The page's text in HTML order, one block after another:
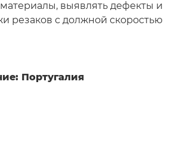
выявлять дефекты и
резаков с должной скоростью
Португалия